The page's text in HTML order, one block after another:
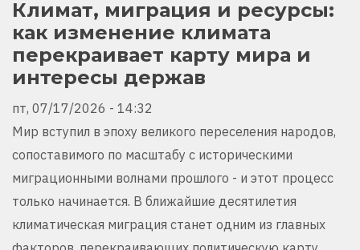
Климат, миграция и ресурсы:
как изменение климата
перекраивает карту мира и
интересы держав
пт, 07/17/2026 - 14:32
Мир вступил в эпоху великого переселения народов,
сопоставимого по масштабу с историческими
миграционными волнами прошлого - и этот процесс
только начинается. В ближайшие десятилетия
климатическая миграция станет одним из главных